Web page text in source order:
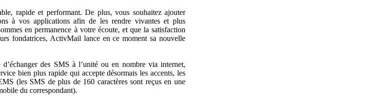
rapide et performant. De plus, vous souhaitez ajouter
à vos applications afin de les rendre vivantes et plus
en permanence à votre écoute, et que la satisfaction
fondatrices, ActivMail lance en ce moment sa nouvelle
des SMS à l’unité ou en nombre via internet,
bien plus rapide qui accepte désormais les accents, les
(les SMS de plus de 160 caractères sont reçus en une
du correspondant).